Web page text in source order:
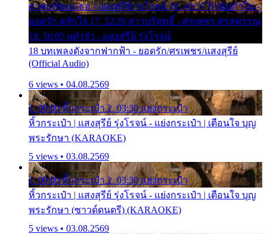
ธาตุแท้ของเธอ - แสงสุรีย์ รุ่งโรจน์ 16. 49:57 กำนันกำใน -
ยอดรัก สลักใจ 17. 52:29 สาวบริสุทธิ์ - ศรเพชร ศรสุพรรณ
18. 56:05 แต๋วจ๋า - แสงสุรีย์ รุ่งโรจน์
18 บทเพลงดังจากฟากฟ้า - ยอดรัก/ศรเพชร/แสงสุรีย์
(Official Audio)
6 views • 04.08.2569
1. 00:00 หิ้วกระเป๋า 2. 03:30 แย่งกระเป๋า
หิ้วกระเป๋า | แสงสุรีย์ รุ่งโรจน์ - แย่งกระเป๋า | เตือนใจ บุญ
พระรักษา (KARAOKE)
5 views • 03.08.2569
1. 00:00 หิ้วกระเป๋า 2. 03:30 แย่งกระเป๋า
หิ้วกระเป๋า | แสงสุรีย์ รุ่งโรจน์ - แย่งกระเป๋า | เตือนใจ บุญ
พระรักษา (ซาวด์ดนตรี) (KARAOKE)
5 views • 03.08.2569